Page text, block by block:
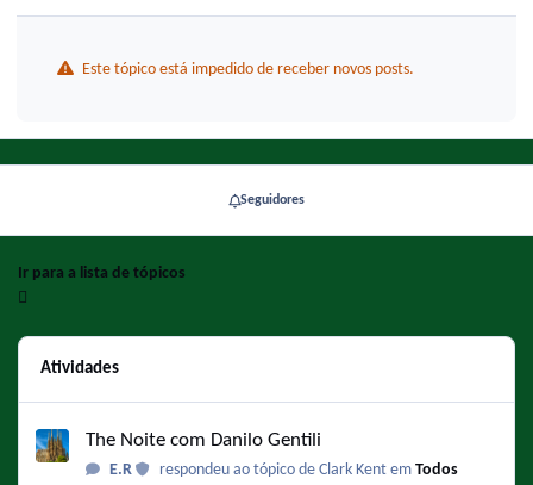
Este tópico está impedido de receber novos posts.
Seguidores
Ir para a lista de tópicos
Atividades
The Noite com Danilo Gentili
E.R respondeu ao tópico de Clark Kent em Todos